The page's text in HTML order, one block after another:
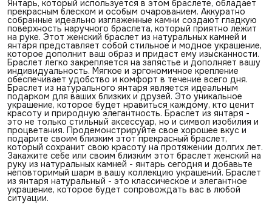
Янтарь, который используется в этом браслете, обладает
прекрасным блеском и особым очарованием. Аккуратно
собранные идеально изглаженные камни создают гладкую
поверхность наручного браслета, который приятно лежит
на руке. Этот женский браслет из натуральных камней и
янтаря представляет собой стильное и модное украшение,
которое дополнит ваш образ и придаст ему изысканности.
Браслет легко закрепляется на запястье и дополняет вашу
индивидуальность. Мягкое и эргономичное крепление
обеспечивает удобство и комфорт в течение всего дня.
Браслет из натурального янтаря является идеальным
подарком для ваших близких и друзей. Это уникальное
украшение, которое будет нравиться каждому, кто ценит
красоту и природную элегантность. Браслет из янтаря -
это не только стильный аксессуар, но и символ изобилия и
процветания. Продемонстрируйте свое хорошее вкус и
подарите своим близким этот прекрасный браслет,
который сохранит свою красоту на протяжении долгих лет.
Закажите себе или своим близким этот браслет женский на
руку из натуральных камней - янтарь сегодня и добавьте
неповторимый шарм в вашу коллекцию украшений. Браслет
из янтаря натуральный - это классическое и элегантное
украшение, которое будет сопровождать вас в любой
ситуации.